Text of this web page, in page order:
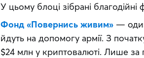
У цьому блоці зібрані благодійні
Фонд «Повернись живим» —
йдуть на допомогу армії. З
$24 млн у криптовалюті. Лише за